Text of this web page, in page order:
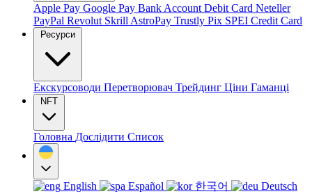
Apple Pay Google Pay Bank Account Debit Card Neteller
PayPal Revolut Skrill AstroPay Trustly Pix SPEI Credit Card
Ресурси
Екскурсоводи Перетворювач Трейдинг Ціни Гаманці
NFT
Головна Дослідити Список
English Español 한국어
Deutsch